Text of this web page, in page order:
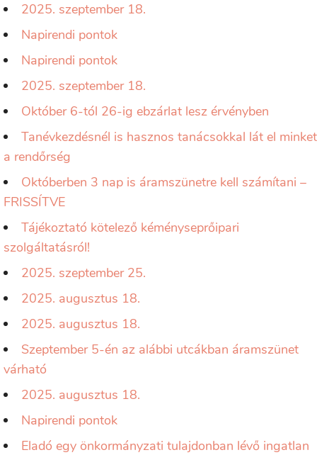
2025. szeptember 18.
Napirendi pontok
Napirendi pontok
2025. szeptember 18.
Október 6-tól 26-ig ebzárlat lesz érvényben
Tanévkezdésnél is hasznos tanácsokkal lát el minket
a rendőrség
Októberben 3 nap is áramszünetre kell számítani –
FRISSÍTVE
Tájékoztató kötelező kéményseprőipari
szolgáltatásról!
2025. szeptember 25.
2025. augusztus 18.
2025. augusztus 18.
Szeptember 5-én az alábbi utcákban áramszünet
várható
2025. augusztus 18.
Napirendi pontok
Eladó egy önkormányzati tulajdonban lévő ingatlan